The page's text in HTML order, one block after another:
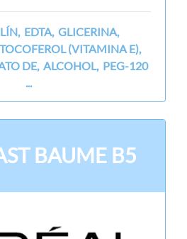
EDTA, GLICERINA,
(VITAMINA E),
DE, ALCOHOL, PEG-120
...
BAUME B5